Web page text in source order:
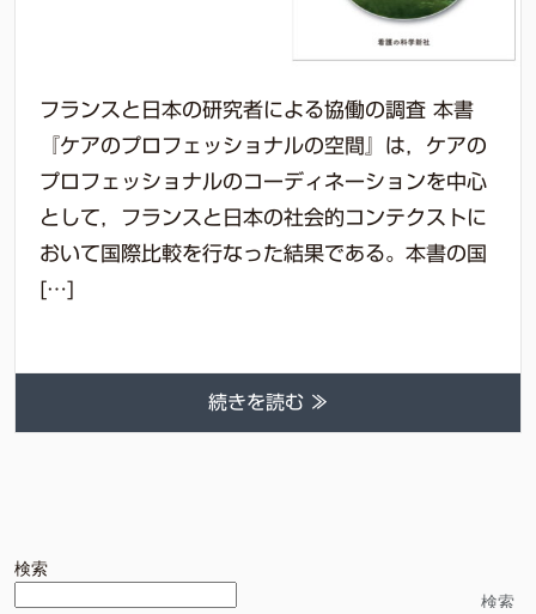
フランスと日本の研究者による協働の調査 本書
『ケアのプロフェッショナルの空間』は，ケアの
プロフェッショナルのコーディネーションを中心
として，フランスと日本の社会的コンテクストに
おいて国際比較を行なった結果である。本書の国
[…]
続きを読む ≫
検索
検索